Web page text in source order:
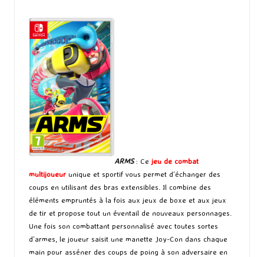
ARMS : Ce jeu de combat
multijoueur unique et sportif vous permet d’échanger des
coups en utilisant des bras extensibles. Il combine des
éléments empruntés à la fois aux jeux de boxe et aux jeux
de tir et propose tout un éventail de nouveaux personnages.
Une fois son combattant personnalisé avec toutes sortes
d’armes, le joueur saisit une manette Joy-Con dans chaque
main pour asséner des coups de poing à son adversaire en